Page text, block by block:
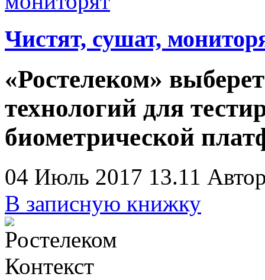
Чистят, сушат,
«Ростелеком»
технологий для
биометрической
04 Июль 2017 13.11
В записную книжку
Контекст